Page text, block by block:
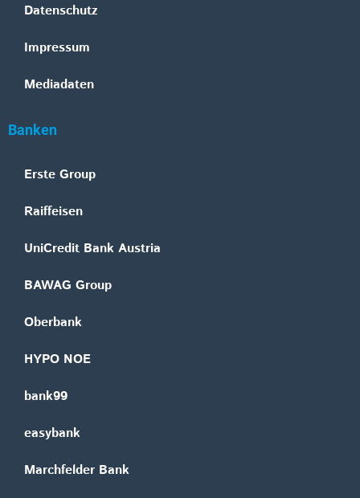
Datenschutz
Impressum
Mediadaten
Banken
Erste Group
Raiffeisen
UniCredit Bank Austria
BAWAG Group
Oberbank
HYPO NOE
bank99
easybank
Marchfelder Bank